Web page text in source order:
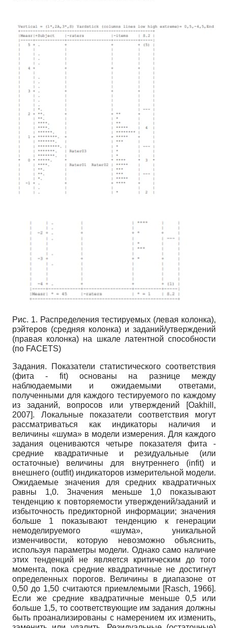
Рис. 1. Распределения тестируемых (левая колонка),
рэйтеров (средняя колонка) и заданий/утверждений
(правая колонка) на шкале латентной способности
(по FACETS)
Задания. Показатели статистического соответствия
(фита - fit)основаны на разнице между
наблюдаемыми и ожидаемыми ответами,
полученными для каждого тестируемого по каждому
из заданий, вопросов или утверждений
[Oakhill,
2007]. Локальные показатели соответствия могут
рассматриваться как индикаторы наличия и
величины «шума» в модели измерения. Для каждого
задания оцениваются четыре показателя фита -
средние квадратичные и резидуальные (или
остаточные) величины для внутреннего (infit) и
внешнего (outfit) индикаторов измерительной модели.
Ожидаемые значения для средних квадратичных
равны 1,0. Значения меньше 1,0 показывают
тенденцию к повторяемости утверждений/заданий и
избыточность предикторной информации; значения
больше 1 показывают тенденцию к генерации
немоделируемого «шума», уникальной
изменчивости, которую невозможно объяснить,
используя параметры модели. Однако само наличие
этих тенденций не является критическим до того
момента, пока средние квадратичные не достигнут
определенных порогов. Величины в диапазоне от
0,50 до 1,50 считаются приемлемыми [Rasch, 1966].
Если же средние квадратичные меньше 0,5 или
больше 1,5, то соответствующие им задания должны
быть проанализированы с намерением их изменить,